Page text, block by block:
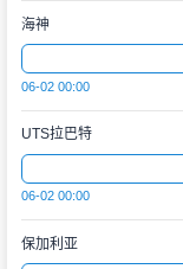
海神
06-02 00:00
UTS拉巴特
06-02 00:00
保加利亚